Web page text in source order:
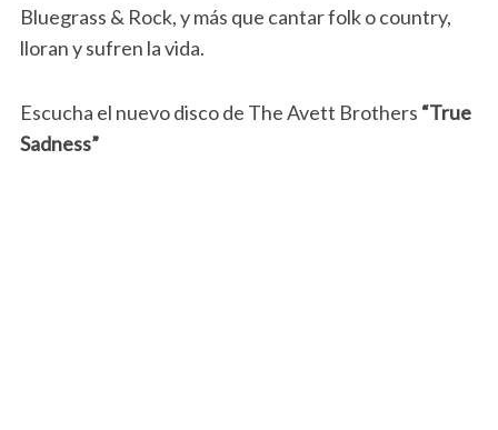
Bluegrass & Rock, y más que cantar folk o country,
lloran y sufren la vida.
Escucha el nuevo disco de The Avett Brothers “True
Sadness”